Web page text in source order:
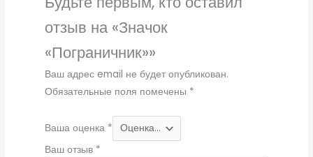
отзыв на «Значок
«Пограничник»»
Ваш адрес email не будет опубликован.
Обязательные поля помечены *
Ваша оценка *
Ваш отзыв *